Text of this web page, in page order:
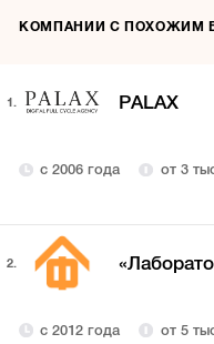
КОМПАНИИ С ПОХОЖИМ
1. PALAX
с 2006 года от 3
2.
с 2012 года от 5